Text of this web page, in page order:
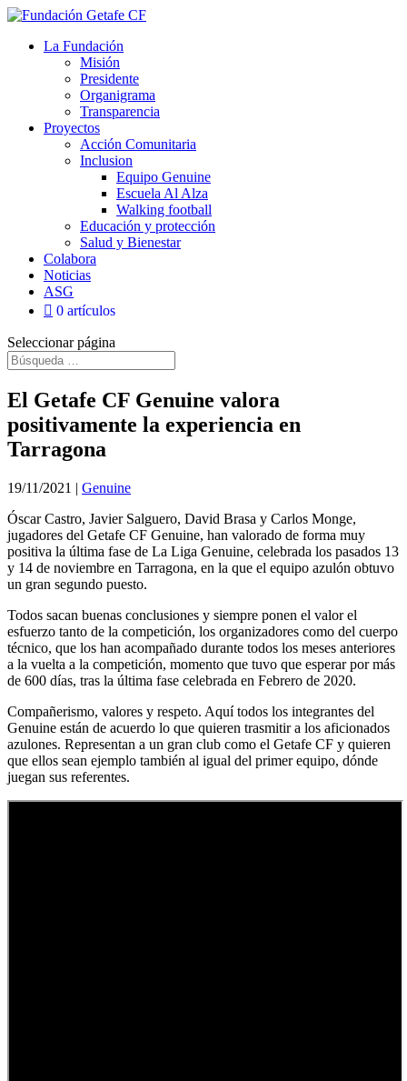
La Fundación
Misión
Presidente
Organigrama
Transparencia
Proyectos
Acción Comunitaria
Inclusion
Equipo Genuine
Escuela Al Alza
Walking football
Educación y protección
Salud y Bienestar
Colabora
Noticias
ASG
0 artículos
Seleccionar página
El Getafe CF Genuine valora
positivamente la experiencia en
Tarragona
19/11/2021 | Genuine
Óscar Castro, Javier Salguero, David Brasa y Carlos Monge,
jugadores del Getafe CF Genuine, han valorado de forma muy
positiva la última fase de La Liga Genuine, celebrada los pasados 13
y 14 de noviembre en Tarragona, en la que el equipo azulón obtuvo
un gran segundo puesto.
Todos sacan buenas conclusiones y siempre ponen el valor el
esfuerzo tanto de la competición, los organizadores como del cuerpo
técnico, que los han acompañado durante todos los meses anteriores
a la vuelta a la competición, momento que tuvo que esperar por más
de 600 días, tras la última fase celebrada en Febrero de 2020.
Compañerismo, valores y respeto. Aquí todos los integrantes del
Genuine están de acuerdo lo que quieren trasmitir a los aficionados
azulones. Representan a un gran club como el Getafe CF y quieren
que ellos sean ejemplo también al igual del primer equipo, dónde
juegan sus referentes.